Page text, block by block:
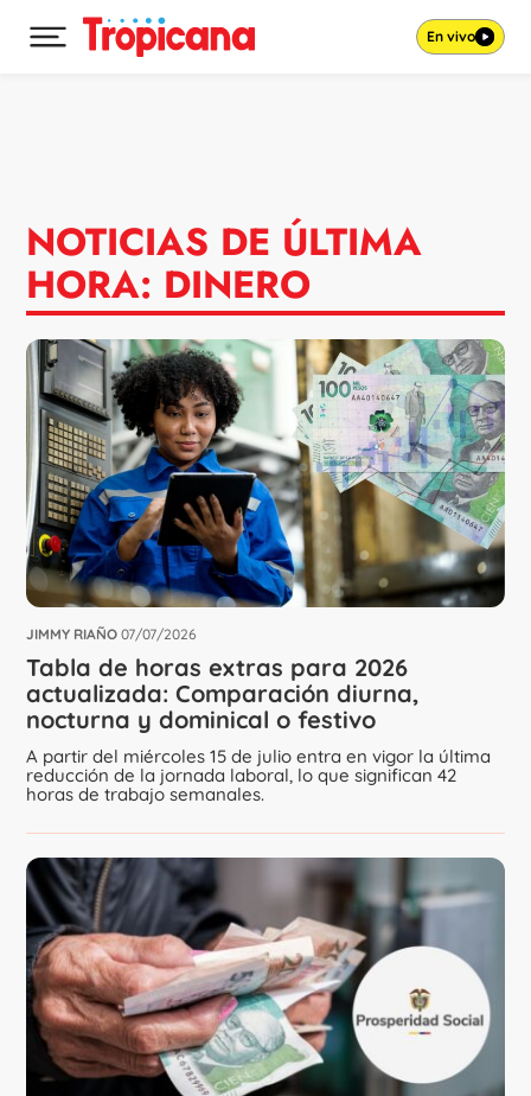
Desplegar menú principal En vivo
NOTICIAS DE ÚLTIMA
HORA: DINERO
JIMMY RIAÑO 07/07/2026
Tabla de horas extras para 2026
actualizada: Comparación diurna,
nocturna y dominical o festivo
A partir del miércoles 15 de julio entra en vigor la última
reducción de la jornada laboral, lo que significan 42
horas de trabajo semanales.